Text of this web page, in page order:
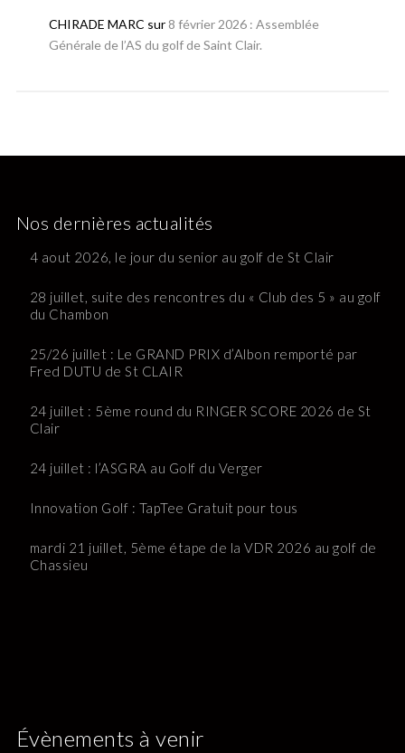
CHIRADE MARC sur 8 février 2026 : Assemblée
Générale de l’AS du golf de Saint Clair.
Nos dernières actualités
4 aout 2026, le jour du senior au golf de St Clair
28 juillet, suite des rencontres du « Club des 5 » au golf
du Chambon
25/26 juillet : Le GRAND PRIX d’Albon remporté par
Fred DUTU de St CLAIR
24 juillet : 5ème round du RINGER SCORE 2026 de St
Clair
24 juillet : l’ASGRA au Golf du Verger
Innovation Golf : TapTee Gratuit pour tous
mardi 21 juillet, 5ème étape de la VDR 2026 au golf de
Chassieu
Évènements à venir